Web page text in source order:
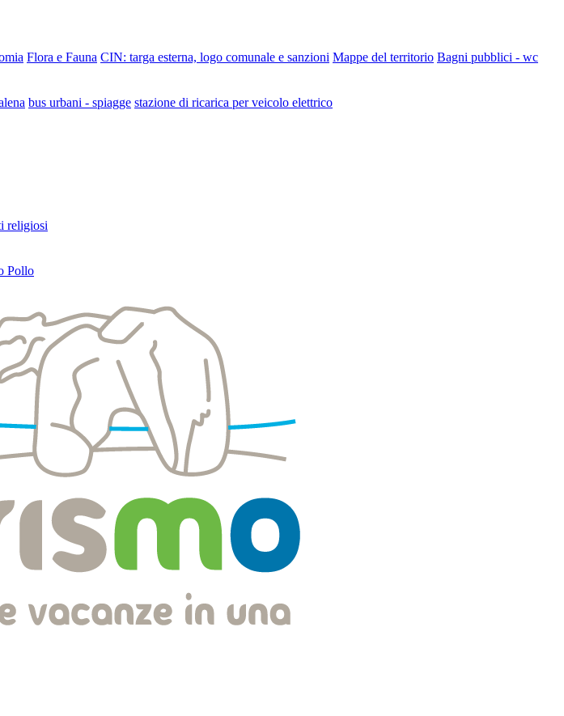
Flora e Fauna CIN: targa esterna, logo comunale e sanzioni Mappe del territorio Bagni pubblici - wc
bus urbani - spiagge stazione di ricarica per veicolo elettrico
religiosi
Pollo